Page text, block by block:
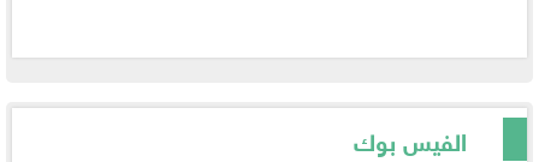
الفيس بوك